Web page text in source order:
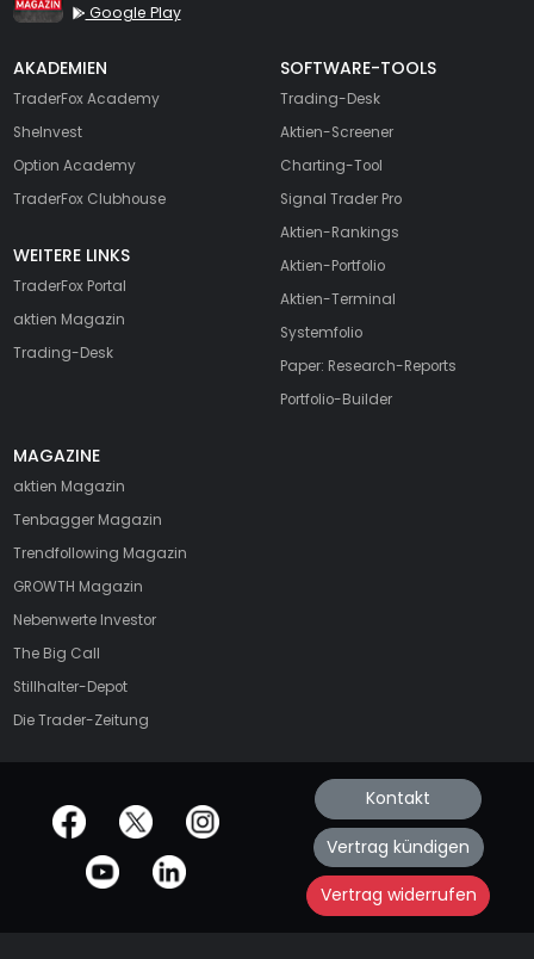
Google Play
AKADEMIEN
TraderFox Academy
SheInvest
Option Academy
TraderFox Clubhouse
WEITERE LINKS
TraderFox Portal
aktien Magazin
Trading-Desk
SOFTWARE-TOOLS
Trading-Desk
Aktien-Screener
Charting-Tool
Signal Trader Pro
Aktien-Rankings
Aktien-Portfolio
Aktien-Terminal
Systemfolio
Paper: Research-Reports
Portfolio-Builder
MAGAZINE
aktien Magazin
Tenbagger Magazin
Trendfollowing Magazin
GROWTH Magazin
Nebenwerte Investor
The Big Call
Stillhalter-Depot
Die Trader-Zeitung
offizielle Social Media-Accounts Kontakt
Vertrag kündigen
Vertrag widerrufen